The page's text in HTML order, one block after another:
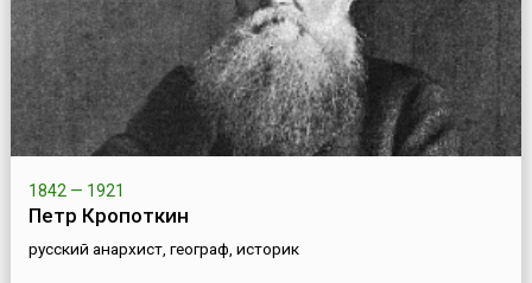
1842 — 1921
Петр Кропоткин
русский анархист, географ, историк